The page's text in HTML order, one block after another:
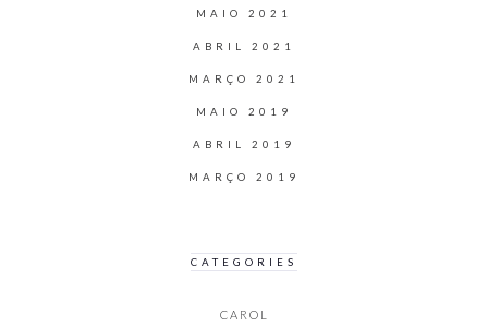
MAIO 2021
ABRIL 2021
MARÇO 2021
MAIO 2019
ABRIL 2019
MARÇO 2019
CATEGORIES
CAROL